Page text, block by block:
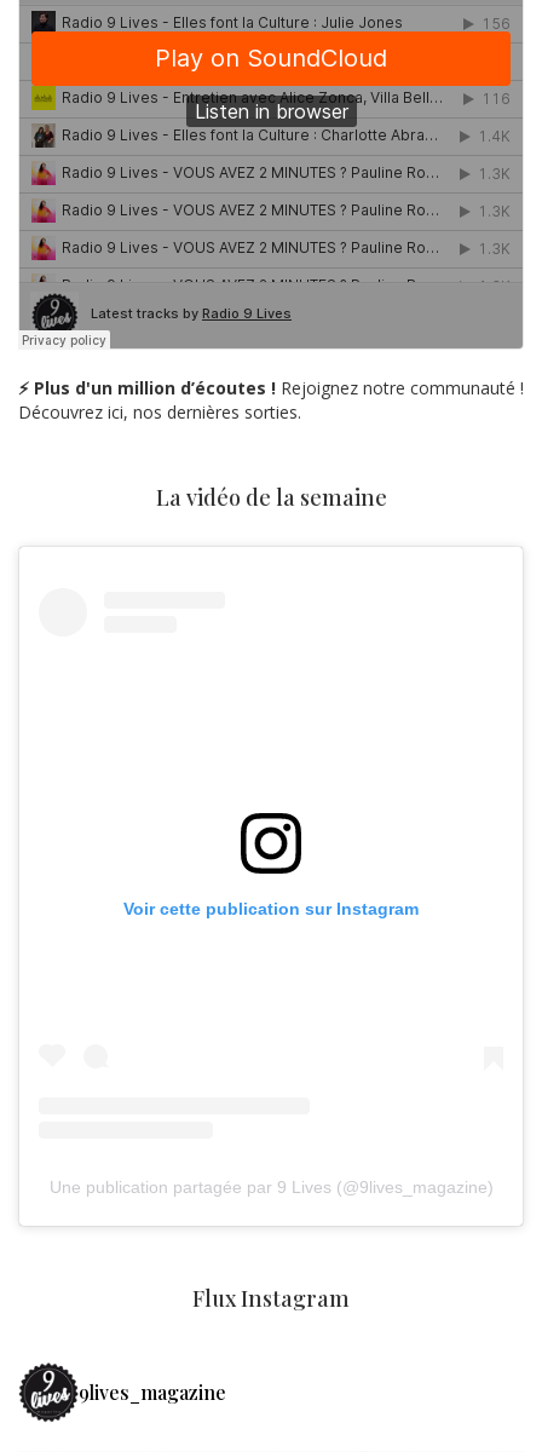
⚡ Plus d'un million d’écoutes ! Rejoignez notre communauté !
Découvrez ici, nos dernières sorties.
La vidéo de la semaine
Voir cette publication sur Instagram
Une publication partagée par 9 Lives (@9lives_magazine)
Flux Instagram
9lives_magazine